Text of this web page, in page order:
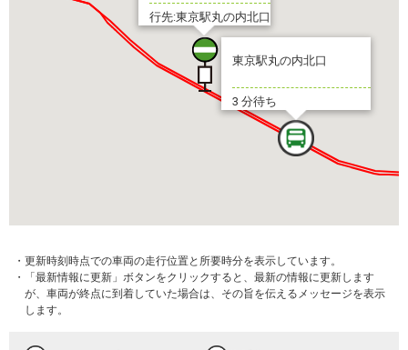
行先:東京駅丸の内北口
東京駅丸の内北口
3 分待ち
・更新時刻時点での車両の走行位置と所要時分を表示しています。
・「最新情報に更新」ボタンをクリックすると、最新の情報に更新します
が、車両が終点に到着していた場合は、その旨を伝えるメッセージを表示
します。